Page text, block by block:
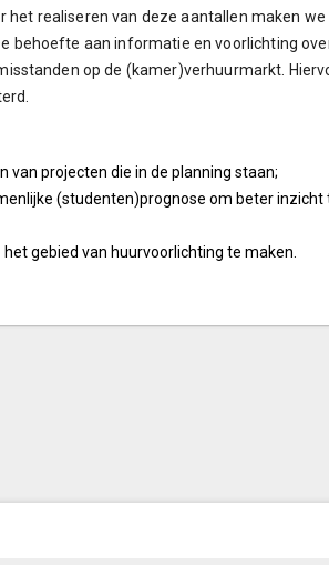
realiseren van deze aantallen maken
aan informatie en voorlichting
op de (kamer)verhuurmarkt.
van projecten die in de planning staan;
(studenten)prognose om beter
gebied van huurvoorlichting te maken.